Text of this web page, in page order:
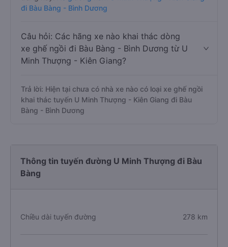
đi Bàu Bàng - Bình Dương
Câu hỏi: Các hãng xe nào khai thác dòng
xe ghế ngồi đi Bàu Bàng - Bình Dương từ U
Minh Thượng - Kiên Giang?
Trả lời: Hiện tại chưa có nhà xe nào có loại xe ghế ngồi
khai thác tuyến U Minh Thượng - Kiên Giang đi Bàu
Bàng - Bình Dương
Thông tin tuyến đường U Minh Thượng đi Bàu
Bàng
Chiều dài tuyến đường 278 km